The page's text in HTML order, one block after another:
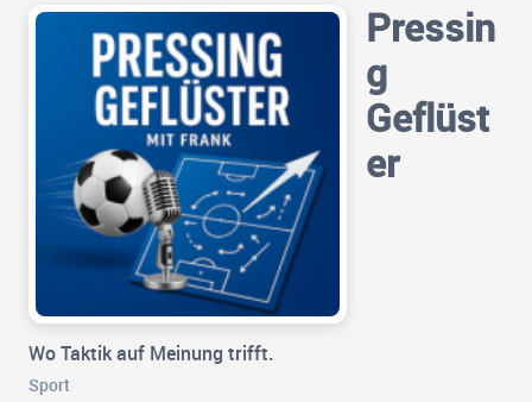
Pressin
g
Geflüst
er
Wo Taktik auf Meinung trifft.
Sport